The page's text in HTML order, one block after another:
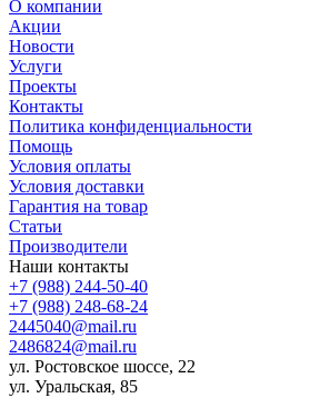
О компании
Акции
Новости
Услуги
Проекты
Контакты
Политика конфиденциальности
Помощь
Условия оплаты
Условия доставки
Гарантия на товар
Статьи
Производители
Наши контакты
+7 (988) 244-50-40
+7 (988) 248-68-24
2445040@mail.ru
2486824@mail.ru
ул. Ростовское шоссе, 22
ул. Уральская, 85